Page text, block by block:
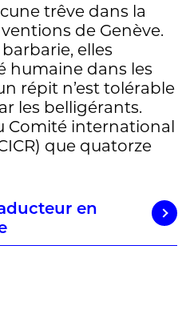
trêve dans la
de Genève.
elles
humaine dans les
répit n’est tolérable
les belligérants.
Comité international
que quatorze
en